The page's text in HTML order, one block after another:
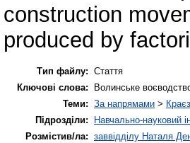
construction
produced by
Тип файлу: Стаття
Ключові слова:
Волинське
Теми: За напрямами >
Підрозділи:
Навчально-науковий
Розмістив/ла: заввідділу Наталя